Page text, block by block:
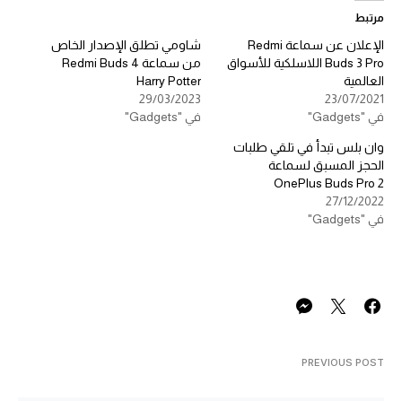
مرتبط
الإعلان عن سماعة Redmi
Buds 3 Pro اللاسلكية للأسواق
العالمية
23/07/2021
في "Gadgets"
شاومي تطلق الإصدار الخاص
من سماعة Redmi Buds 4
Harry Potter
29/03/2023
في "Gadgets"
وان بلس تبدأ في تلقي طلبات
الحجز المسبق لسماعة
OnePlus Buds Pro 2
27/12/2022
في "Gadgets"
PREVIOUS POST